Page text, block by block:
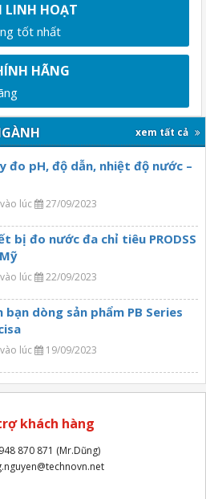
LINH HOẠT
tốt nhất
HÃNG
xem tất cả
đo pH, độ dẫn, nhiệt độ nước –
lúc 27/09/2023
bị đo nước đa chỉ tiêu PRODSS
lúc 22/09/2023
bạn dòng sản phẩm PB Series
lúc 19/09/2023
khách hàng
870 871 (Mr.Dũng)